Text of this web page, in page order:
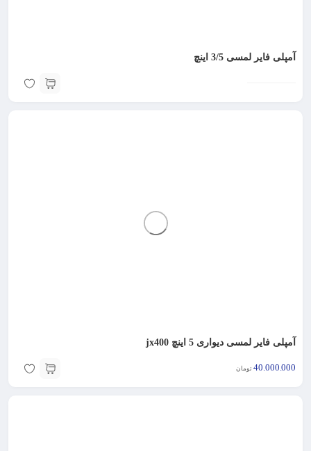
آمپلی فایر لمسی 3/5 اینچ
آمپلی فایر لمسی دیواری 5 اینچ jx400
40.000.000 تومان